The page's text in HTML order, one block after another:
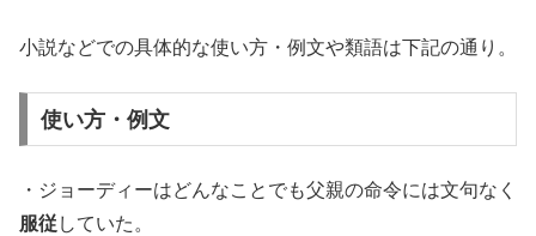
小説などでの具体的な使い方・例文や類語は下記の通り。
使い方・例文
・ジョーディーはどんなことでも父親の命令には文句なく
服従 していた。